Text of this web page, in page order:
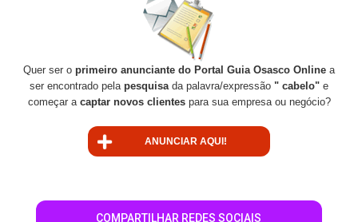
Quer ser o primeiro anunciante do Portal Guia Osasco Online a
ser encontrado pela pesquisada palavra/expressão " cabelo" e
começar a captar novos clientes para sua empresa ou negócio?
ANUNCIAR AQUI!
COMPARTILHAR REDES SOCIAIS